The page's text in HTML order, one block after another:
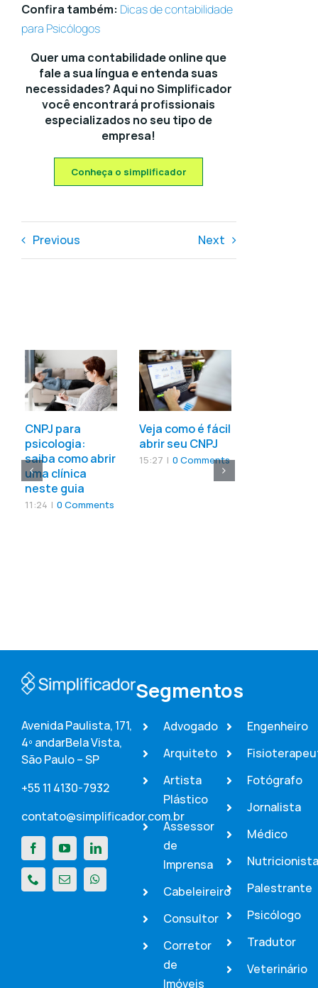
Confira também: Dicas de contabilidade
para Psicólogos
Quer uma contabilidade online que
fale a sua língua e entenda suas
necessidades? Aqui no Simplificador
você encontrará profissionais
especializados no seu tipo de
empresa!
Conheça o simplificador
Previous Next
CNPJ para
psicologia:
saiba como abrir
uma clínica
neste guia
11:24 | 0 Comments
Veja como é fácil
abrir seu CNPJ
15:27 | 0 Comments
Avenida Paulista, 171,
4º andarBela Vista,
São Paulo – SP
+55 11 4130-7932
contato@simplificador.com.br
Segmentos
Advogado
Arquiteto
Artista
Plástico
Assessor
de
Imprensa
Cabeleireiro
Consultor
Corretor
de
Imóveis
Engenheiro
Fotógrafo
Jornalista
Médico
Nutricionista
Palestrante
Psicólogo
Tradutor
Veterinário